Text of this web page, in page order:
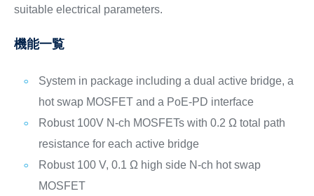
suitable electrical parameters.
機能一覧
System in package including a dual active bridge, a
hot swap MOSFET and a PoE-PD interface
Robust 100V N-ch MOSFETs with 0.2 Ω total path
resistance for each active bridge
Robust 100 V, 0.1 Ω high side N-ch hot swap
MOSFET